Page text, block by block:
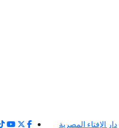
دار الإفتاء المصرية